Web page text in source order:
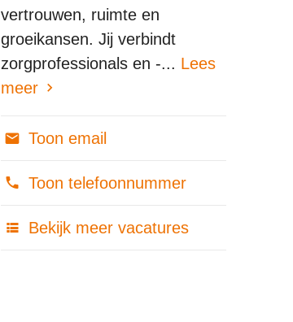
vertrouwen, ruimte en
groeikansen. Jij verbindt
zorgprofessionals en -... Lees
meer
Toon email
Toon telefoonnummer
Bekijk meer vacatures